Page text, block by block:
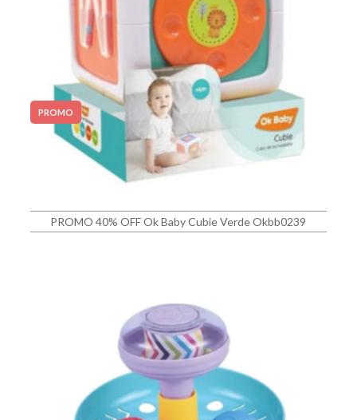
PROMO
PROMO 40% OFF Ok Baby Cubie Verde Okbb0239